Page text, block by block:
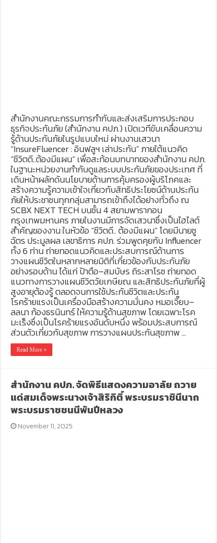
สำนักงานคณะกรรมการกำกับและส่งเสริมการประกอบ
ธุรกิจประกันภัย (สำนักงาน คปภ.) เปิดเวทีขับเคลื่อนความ
รู้ด้านประกันภัยในรูปแบบใหม่ ผ่านงานเสวนา
“InsureFluencer : อินฟลูฯ เล่าประกัน” ภายใต้แนวคิด
“ชีวิตดี..ต้องมีแผน” เพื่อสะท้อนบทบาทของสำนักงาน คปภ.
ในฐานะหน่วยงานกำกับดูแลระบบประกันภัยของประเทศ ที่
เดินหน้าผลักดันนโยบายด้านการคุ้มครองผู้บริโภคและ
สร้างความรู้ความเข้าใจเกี่ยวกับสิทธิประโยชน์ด้านประกัน
ภัยให้ประชาชนทุกกลุ่มสามารถเข้าถึงได้อย่างทั่วถึง ณ
SCBX NEXT TECH บนชั้น 4 สยามพารากอน
กรุงเทพมหานคร ภายในงานมีการจัดเสวนาซึ่งเป็นไฮไลต์
สำคัญของงาน ในหัวข้อ “ชีวิตดี.. ต้องมีแผน” โดยมีนายชู
ฉัตร ประมูลผล เลขาธิการ คปภ. ร่วมพูดคุยกับ Influencer
ทั้ง 6 ท่าน ถ่ายทอดแนวคิดและประสบการณ์ด้านการ
วางแผนชีวิตในหลากหลายมิติที่เกี่ยวข้องกับประกันภัย
อย่างรอบด้าน ได้แก่ ป้าตือ–สมบัษร ถิระสาโรช ถ่ายทอด
แนวทางการวางแผนชีวิตวัยเกษียณ และสิทธิประกันภัยที่ผู้
สูงอายุต้องรู้ ตลอดจนการใช้ประกันชีวิตและประกัน
โรคร้ายแรงเป็นเครื่องมือสร้างความมั่นคง หมอเจี๊ยบ–
ลลนา ก้องธรนินทร์ ให้ความรู้ด้านสุขภาพ โดยเฉพาะโรค
มะเร็งซึ่งเป็นโรคร้ายแรงอันดับหนึ่ง พร้อมประสบการณ์
ส่วนตัวเกี่ยวกับสุขภาพ การวางแผนประกันสุขภาพ …
Read More »
สำนักงาน คปภ. จัดพิธีแสดงความอาลัย ถวาย
แด่สมเด็จพระนางเจ้าสิริกิติ์ พระบรมราชินีนาถ
พระบรมราชชนนีพันปีหลวง
November 11, 2025